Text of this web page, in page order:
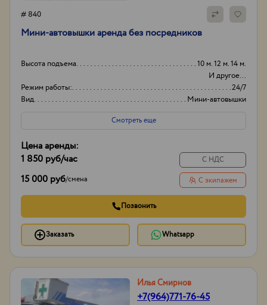
# 840
Мини-автовышки аренда без посредников
Высота подъема
10 м. 12 м. 14 м.
И другое...
Режим работы:
24/7
Вид
Мини-автовышки
Высота вышки
17м
Смотреть еще
Цена аренды:
1 850 руб/час
15 000 руб/смена
С НДС
С экипажем
Позвонить
Заказать Whatsapp
Илья Смирнов
+7(964)771-76-45